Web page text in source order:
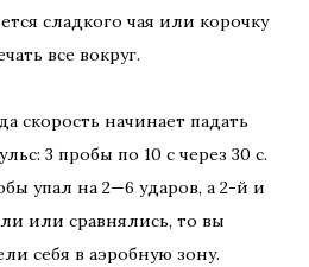
сладкого чая или корочку
все вокруг.
скорость начинает падать
3 пробы по 10 с через 30 с.
упал на 2—6 ударов, а 2-й и
или сравнялись, то вы
себя в аэробную зону.